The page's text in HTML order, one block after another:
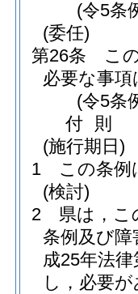
(令5条
(委任)
第26条
こ
必要な事
(令5条
付 則
(施行期日)
1
この条例
(検討)
2
県は，こ
条例及び
成25年法律
し，必要